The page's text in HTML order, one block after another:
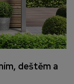
deštěm a